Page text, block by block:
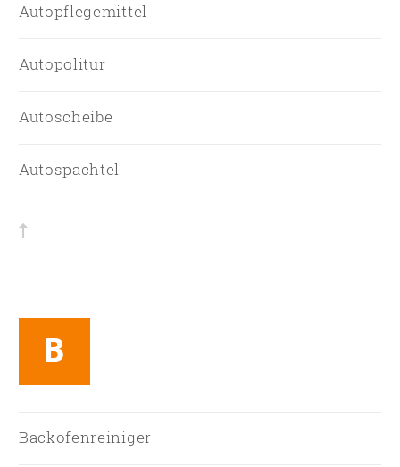
Autopflegemittel
Autopolitur
Autoscheibe
Autospachtel
B
Backofenreiniger